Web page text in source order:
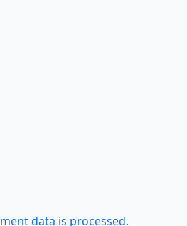
data is processed.